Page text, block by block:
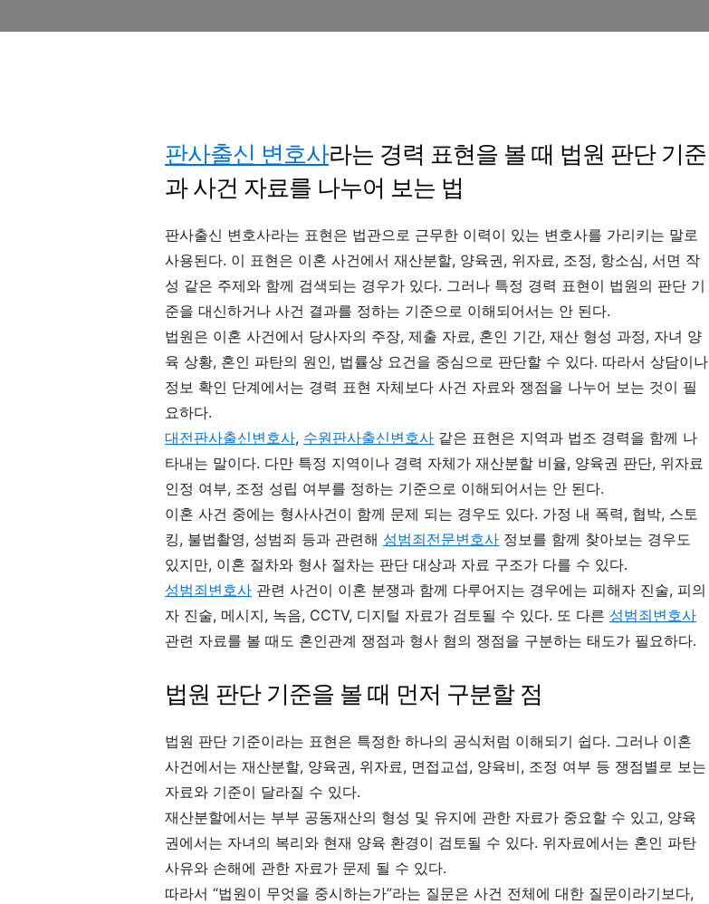
판사출신 변호사라는 경력 표현을 볼 때 법원 판단 기준
과 사건 자료를 나누어 보는 법
판사출신 변호사라는 표현은 법관으로 근무한 이력이 있는 변호사를 가리키는 말로
사용된다. 이 표현은 이혼 사건에서 재산분할, 양육권, 위자료, 조정, 항소심, 서면 작
성 같은 주제와 함께 검색되는 경우가 있다. 그러나 특정 경력 표현이 법원의 판단 기
준을 대신하거나 사건 결과를 정하는 기준으로 이해되어서는 안 된다.
법원은 이혼 사건에서 당사자의 주장, 제출 자료, 혼인 기간, 재산 형성 과정, 자녀 양
육 상황, 혼인 파탄의 원인, 법률상 요건을 중심으로 판단할 수 있다. 따라서 상담이나
정보 확인 단계에서는 경력 표현 자체보다 사건 자료와 쟁점을 나누어 보는 것이 필
요하다.
대전판사출신변호사, 수원판사출신변호사 같은 표현은 지역과 법조 경력을 함께 나
타내는 말이다. 다만 특정 지역이나 경력 자체가 재산분할 비율, 양육권 판단, 위자료
인정 여부, 조정 성립 여부를 정하는 기준으로 이해되어서는 안 된다.
이혼 사건 중에는 형사사건이 함께 문제 되는 경우도 있다. 가정 내 폭력, 협박, 스토
킹, 불법촬영, 성범죄 등과 관련해 성범죄전문변호사 정보를 함께 찾아보는 경우도
있지만, 이혼 절차와 형사 절차는 판단 대상과 자료 구조가 다를 수 있다.
성범죄변호사 관련 사건이 이혼 분쟁과 함께 다루어지는 경우에는 피해자 진술, 피의
자 진술, 메시지, 녹음, CCTV, 디지털 자료가 검토될 수 있다. 또 다른 성범죄변호사
관련 자료를 볼 때도 혼인관계 쟁점과 형사 혐의 쟁점을 구분하는 태도가 필요하다.
법원 판단 기준을 볼 때 먼저 구분할 점
법원 판단 기준이라는 표현은 특정한 하나의 공식처럼 이해되기 쉽다. 그러나 이혼
사건에서는 재산분할, 양육권, 위자료, 면접교섭, 양육비, 조정 여부 등 쟁점별로 보는
자료와 기준이 달라질 수 있다.
재산분할에서는 부부 공동재산의 형성 및 유지에 관한 자료가 중요할 수 있고, 양육
권에서는 자녀의 복리와 현재 양육 환경이 검토될 수 있다. 위자료에서는 혼인 파탄
사유와 손해에 관한 자료가 문제 될 수 있다.
따라서 “법원이 무엇을 중시하는가”라는 질문은 사건 전체에 대한 질문이라기보다,